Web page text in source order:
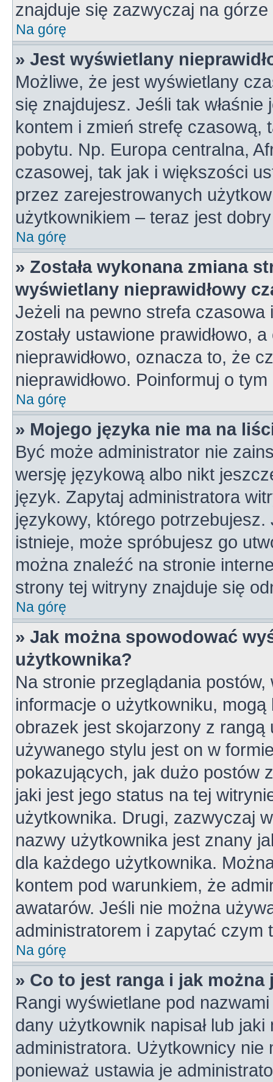
znajduje się zazwyczaj na
Na górę
» Jest wyświetlany
Możliwe, że jest wyświetlany
się znajdujesz. Jeśli tak
kontem i zmień strefę czasową,
pobytu. Np. Europa centralna,
czasowej, tak jak i większości
przez zarejestrowanych
użytkownikiem – teraz jest
Na górę
» Została wykonana zmiana
wyświetlany nieprawidłowy
Jeżeli na pewno strefa
zostały ustawione prawidłowo,
nieprawidłowo, oznacza to, że
nieprawidłowo. Poinformuj o
Na górę
» Mojego języka nie ma na
Być może administrator nie
wersję językową albo nikt
język. Zapytaj administratora
językowy, którego
istnieje, może spróbujesz go
można znaleźć na stronie
strony tej witryny znajduje się
Na górę
» Jak można spowodować
użytkownika?
Na stronie przeglądania
informacje o użytkowniku,
obrazek jest skojarzony z
używanego stylu jest on w
pokazujących, jak dużo postów
jaki jest jego status na tej
użytkownika. Drugi, zazwyczaj
nazwy użytkownika jest znany
dla każdego użytkownika.
kontem pod warunkiem, że
awatarów. Jeśli nie można
administratorem i zapytać czym
Na górę
» Co to jest ranga i jak można
Rangi wyświetlane pod
dany użytkownik napisał lub
administratora. Użytkownicy
ponieważ ustawia je